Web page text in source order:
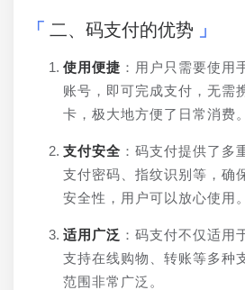
二、码支付的优势
使用便捷 ：用户只需要使用
账号，即可完成支付，无需
卡，极大地方便了日常消费。
支付安全 ：码支付提供了多
支付密码、指纹识别等，确
安全性，用户可以放心使用。
适用广泛 ：码支付不仅适用
支持在线购物、转账等多种
范围非常广泛。